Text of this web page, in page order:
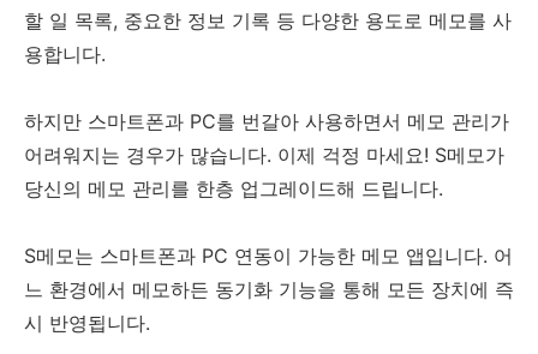
할 일 목록, 중요한 정보 기록 등 다양한 용도로 메모를 사
용합니다.
하지만 스마트폰과 PC를 번갈아 사용하면서 메모 관리가
어려워지는 경우가 많습니다. 이제 걱정 마세요! S메모가
당신의 메모 관리를 한층 업그레이드해 드립니다.
S메모는 스마트폰과 PC 연동이 가능한 메모 앱입니다. 어
느 환경에서 메모하든 동기화 기능을 통해 모든 장치에 즉
시 반영됩니다.